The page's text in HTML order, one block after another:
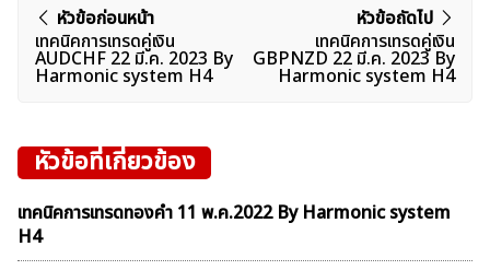
ค้นหา
สำหรับ:
แนะแนว
เรื่อง
หัวข้อก่อนหน้า
เทคนิคการเทรดคู่เงิน
AUDCHF 22 มี.ค. 2023 By
Harmonic system H4
หัวข้อถัดไป
เทคนิคการเทรดคู่เงิน
GBPNZD 22 มี.ค. 2023 By
Harmonic system H4
หัวข้อที่เกี่ยวข้อง
เทคนิคการเทรดทองคำ 11 พ.ค.2022 By Harmonic system
H4